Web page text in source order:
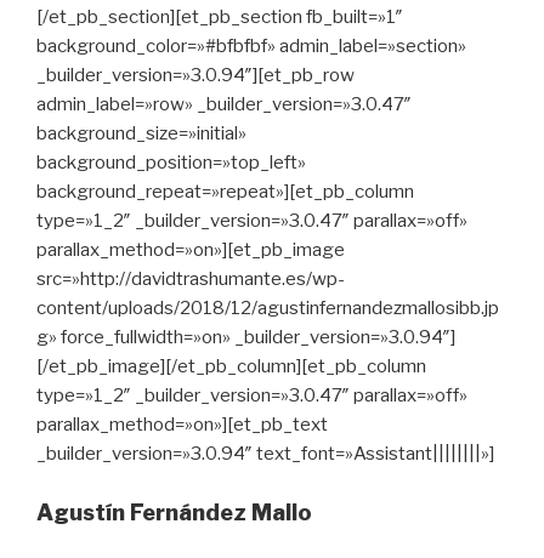
[/et_pb_section][et_pb_section fb_built=»1″
background_color=»#bfbfbf» admin_label=»section»
_builder_version=»3.0.94″][et_pb_row
admin_label=»row» _builder_version=»3.0.47″
background_size=»initial»
background_position=»top_left»
background_repeat=»repeat»][et_pb_column
type=»1_2″ _builder_version=»3.0.47″ parallax=»off»
parallax_method=»on»][et_pb_image
src=»http://davidtrashumante.es/wp-
content/uploads/2018/12/agustinfernandezmallosibb.jp
g» force_fullwidth=»on» _builder_version=»3.0.94″]
[/et_pb_image][/et_pb_column][et_pb_column
type=»1_2″ _builder_version=»3.0.47″ parallax=»off»
parallax_method=»on»][et_pb_text
_builder_version=»3.0.94″ text_font=»Assistant||||||||»]
Agustín Fernández Mallo